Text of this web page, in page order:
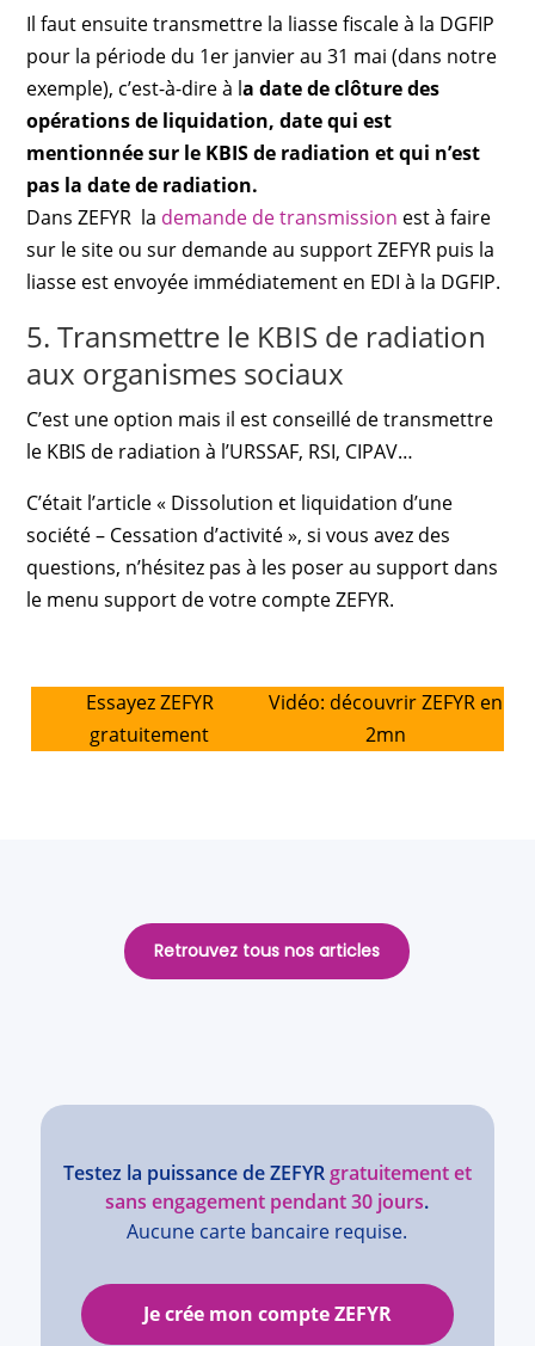
Il faut ensuite transmettre la liasse fiscale à la DGFIP
pour la période du 1er janvier au 31 mai (dans notre
exemple), c’est-à-dire à la date de clôture des
opérations de liquidation, date qui est
mentionnée sur le KBIS de radiation et qui n’est
pas la date de radiation.
Dans ZEFYR la demande de transmission est à faire
sur le site ou sur demande au support ZEFYR puis la
liasse est envoyée immédiatement en EDI à la DGFIP.
5. Transmettre le KBIS de radiation
aux organismes sociaux
C’est une option mais il est conseillé de transmettre
le KBIS de radiation à l’URSSAF, RSI, CIPAV…
C’était l’article « Dissolution et liquidation d’une
société – Cessation d’activité », si vous avez des
questions, n’hésitez pas à les poser au support dans
le menu support de votre compte ZEFYR.
Essayez ZEFYR
gratuitement
Vidéo: découvrir ZEFYR en
2mn
Retrouvez tous nos articles
Testez la puissance de ZEFYR gratuitement et
sans engagement pendant 30 jours.
Aucune carte bancaire requise.
Je crée mon compte ZEFYR